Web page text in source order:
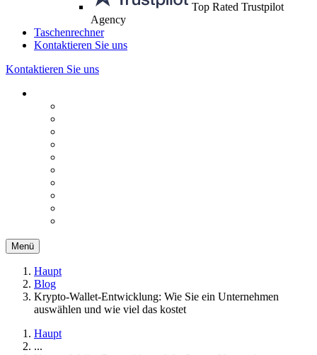
Top Rated Trustpilot
Agency
Taschenrechner
Kontaktieren Sie uns
Kontaktieren Sie uns
Menü
Haupt
Blog
Krypto-Wallet-Entwicklung: Wie Sie ein Unternehmen
auswählen und wie viel das kostet
Haupt
...